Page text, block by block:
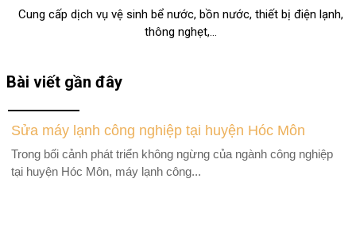
Cung cấp dịch vụ vệ sinh bể nước, bồn nước, thiết bị điện lạnh,
thông nghẹt,…
Bài viết gần đây
Sửa máy lạnh công nghiệp tại huyện Hóc Môn
Trong bối cảnh phát triển không ngừng của ngành công nghiệp
tại huyện Hóc Môn, máy lạnh công...